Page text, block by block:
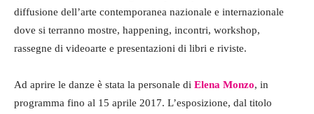
diffusione dell’arte contemporanea nazionale e internazionale
dove si terranno mostre, happening, incontri, workshop,
rassegne di videoarte e presentazioni di libri e riviste.
Ad aprire le danze è stata la personale di Elena Monzo, in
programma fino al 15 aprile 2017. L’esposizione, dal titolo